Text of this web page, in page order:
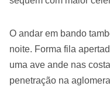
O andar em bando
noite. Forma fila
uma ave ande nas
penetração na